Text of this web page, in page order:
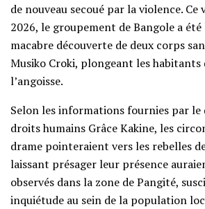
de nouveau secoué par la violence. Ce
2026, le groupement de Bangole a
macabre découverte de deux corps
Musiko Croki, plongeant les habitants
l’angoisse.
Selon les informations fournies par le
droits humains Grâce Kakine, les
drame pointeraient vers les rebelles
laissant présager leur présence
observés dans la zone de Pangité,
inquiétude au sein de la population